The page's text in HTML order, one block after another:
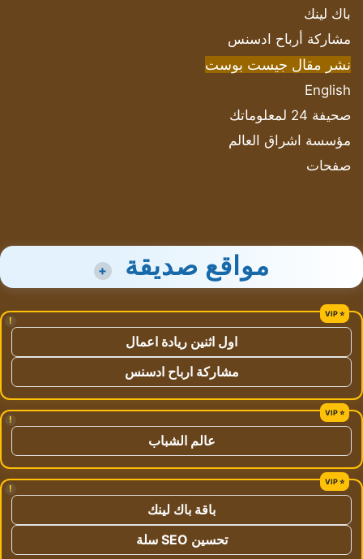
باك لينك
مشاركة أرباح ادسنس
نشر مقال جيست بوست
English
صحيفة 24 لمعلوماتك
مؤسسة اشراق العالم
صفحات
مواقع صديقة +
!
اول اثنين ريادة اعمال
مشاركة ارباح ادسنس
!
عالم الشباب
!
باقة باك لينك
تحسين SEO سلة